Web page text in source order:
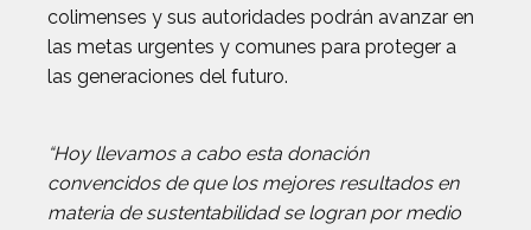
colimenses y sus autoridades podrán avanzar en
las metas urgentes y comunes para proteger a
las generaciones del futuro.
“Hoy llevamos a cabo esta donación
convencidos de que los mejores resultados en
materia de sustentabilidad se logran por medio